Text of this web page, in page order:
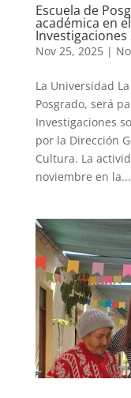
Escuela de
académica en
Nov 25, 2025|
La Universidad
Posgrado, será
Investigaciones
por la Dirección
Cultura. La
noviembre en la...